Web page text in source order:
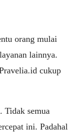
orang mulai
lainnya.
cukup
Tidak semua
ini. Padahal